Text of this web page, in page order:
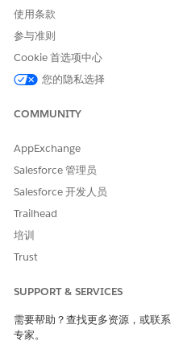
安全影响
防止暴露 PII 的不完整数据屏蔽/删
安全风险（如果未配置）
绕过数据作业错误自动化，可以
规差距或数据暴露。
威胁场景
造成违反法规和用户隐私泄露。
估计的 CVSS 得分范围
使用条款
参与准则
Cookie 首选项中心
您的隐私选择
COMMUNITY
AppExchange
Salesforce 管理员
Salesforce 开发人员
Trailhead
培训
Trust
SUPPORT & SERVICES
需要帮助？查找更多资源，或联系
专家。